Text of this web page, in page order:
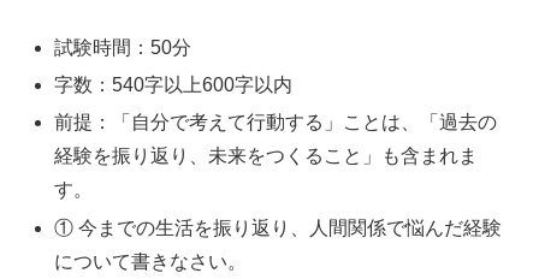
試験時間：50分
字数：540字以上600字以内
前提：「自分で考えて行動する」ことは、「過去の
経験を振り返り、未来をつくること」も含まれま
す。
① 今までの生活を振り返り、人間関係で悩んだ経験
について書きなさい。